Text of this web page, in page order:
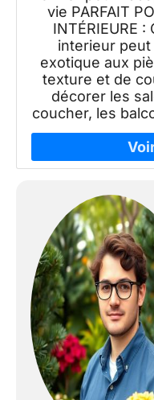
vie PARFAIT
INTÉRIEURE
interieur
exotique aux
texture et de
décorer les
coucher, les